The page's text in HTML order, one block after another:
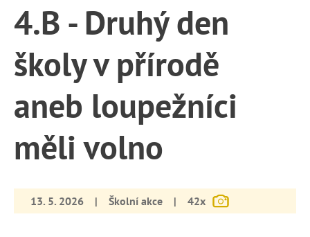
4.B - Druhý den
školy v přírodě
aneb loupežníci
měli volno
13. 5. 2026 | Školní akce | 42x